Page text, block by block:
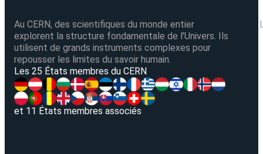
Au CERN, des scientifiques du monde entier
explorent la structure fondamentale de l'Univers. Ils
utilisent de grands instruments complexes pour
repousser les limites du savoir humain.
Les 25 États membres du CERN
et 11 États membres associés